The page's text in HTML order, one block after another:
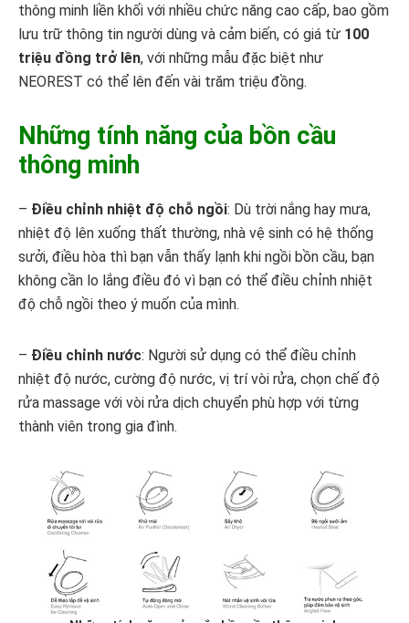
thông minh liền khối với nhiều chức năng cao cấp, bao gồm
lưu trữ thông tin người dùng và cảm biến, có giá từ 100
triệu đồng trở lên, với những mẫu đặc biệt như
NEOREST có thể lên đến vài trăm triệu đồng.
Những tính năng của bồn cầu
thông minh
– Điều chỉnh nhiệt độ chỗ ngồi: Dù trời nắng hay mưa,
nhiệt độ lên xuống thất thường, nhà vệ sinh có hệ thống
sưởi, điều hòa thì bạn vẫn thấy lạnh khi ngồi bồn cầu, bạn
không cần lo lắng điều đó vì bạn có thể điều chỉnh nhiệt
độ chỗ ngồi theo ý muốn của mình.
– Điều chỉnh nước: Người sử dụng có thể điều chỉnh
nhiệt độ nước, cường độ nước, vị trí vòi rửa, chọn chế độ
rửa massage với vòi rửa dịch chuyển phù hợp với từng
thành viên trong gia đình.